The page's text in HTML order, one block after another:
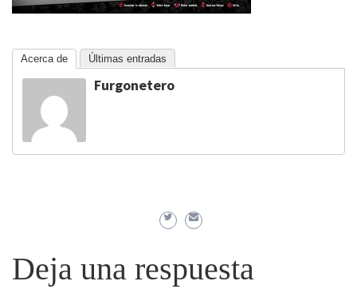
Acerca de Últimas entradas
Furgonetero
Deja una respuesta